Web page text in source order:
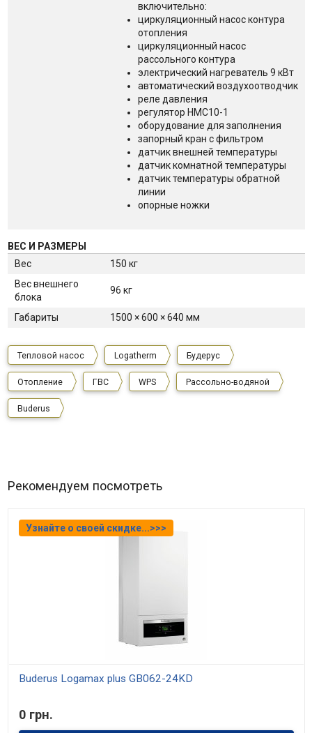
включительно:
циркуляционный насос контура
отопления
циркуляционный насос
рассольного контура
электрический нагреватель 9 кВт
автоматический воздухоотводчик
реле давления
регулятор НМС10-1
оборудование для заполнения
запорный кран с фильтром
датчик внешней температуры
датчик комнатной температуры
датчик температуры обратной
линии
опорные ножки
ВЕС И РАЗМЕРЫ
Вес
150 кг
Вес внешнего
блока
96 кг
Габариты 1500 × 600 × 640 мм
Тепловой насос Logatherm Будерус
Отопление ГВС WPS Рассольно-водяной
Buderus
Рекомендуем посмотреть
Узнайте о своей скидке...>>>
Buderus Logamax plus GB062-24KD
0 грн.